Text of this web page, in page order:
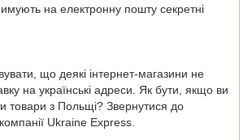
на електронну пошту секретні
що деякі інтернет-магазини не
на українські адреси. Як бути, якщо ви
товари з Польщі? Звернутися до
Ukraine Express.